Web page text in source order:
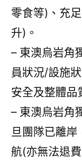
零食等)、充
升)。
– 東澳烏岩角
員狀況/設施
安全及整體品
– 東澳烏岩角
旦團隊已離
航(亦無法退